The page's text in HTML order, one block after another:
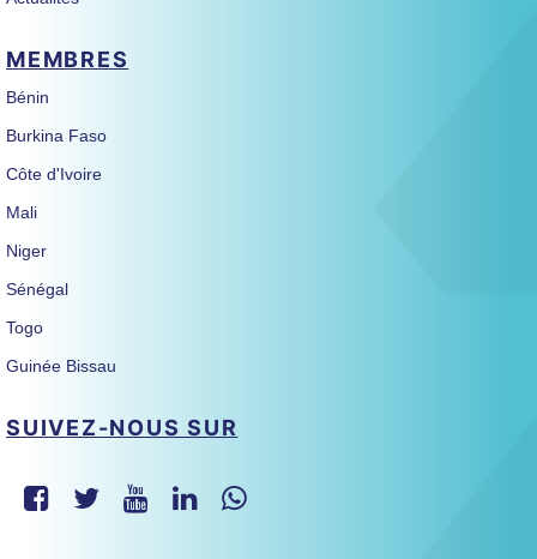
MEMBRES
Bénin
Burkina Faso
Côte d'Ivoire
Mali
Niger
Sénégal
Togo
Guinée Bissau
SUIVEZ-NOUS SUR